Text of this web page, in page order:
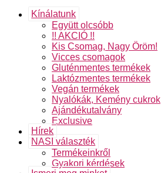
Kínálatunk
Együtt olcsóbb
!! AKCIÓ !!
Kis Csomag, Nagy Öröm!
Vicces csomagok
Gluténmentes termékek
Laktózmentes termékek
Vegán termékek
Nyalókák, Kemény cukrok
Ajándékutalvány
Exclusive
Hírek
NASI választék
Termékeinkről
Gyakori kérdések